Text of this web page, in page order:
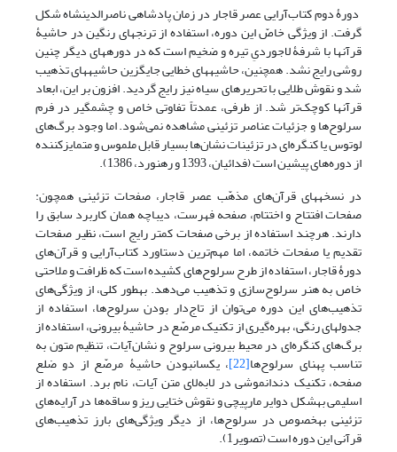
دورۀ دوم کتاب‌آرایی عصر قاجار در زمان پادشاهی ناصرالدین‎شاه شکل
گرفت. از ویژگی خاصّ این دوره، استفاده از ترنج‎های رنگین در حاشیۀ
قرآن‎ها با شرفۀ لاجوردیِ تیره و ضخیم است که در دوره‎های دیگر چنین
روشی رایج نشد. همچنین، حاشیه‎های خطایی جایگزین حاشیه‎های تذهیب
شد و نقوش طلایی با تحریرهای سیاه نیز رایج گردید. افزون بر این، ابعاد
قرآن‎ها کوچک‌تر شد. از طرفی، عمدتاً تفاوتی خاص و چشمگیر در فرم
سرلوح‌ها و جزئیات عناصر تزئینی مشاهده نمی‌شود. اما وجود برگ‌های
لوتوس یا کنگره‌ای در تزئینات نشان‌ها بسیار قابل ملموس و متمایزکننده
از دوره‌های پیشین است (فدائیان، 1393 و رهنورد، 1386).
در نسخه‎های قرآن‌های مذهّب عصر قاجار، صفحات تزئینی همچون:
صفحات افتتاح و اختتام، صفحه فهرست، دیباچه همان کاربرد سابق را
دارند. هرچند استفاده از برخی صفحات کمتر رایج است، نظیر صفحات
تقدیم یا صفحات خاتمه، اما مهم‌ترین دستاورد کتاب‌آرایی و قرآن‌های
دورۀ قاجار، استفاده از طرح سرلوح‌های کشیده است که ظرافت و ملاحتی
خاص به هنر سرلوح‌سازی و تذهیب می‌دهد. به‎طور کلی، از ویژگی‌های
تذهیب‌های این دوره می‌توان از تاج‌دار بودن سرلوح‌ها، استفاده از
جدول‎های رنگی، بهره‌گیری از تکنیک مرصّع در حاشیۀ بیرونی، استفاده از
برگ‌های کنگره‌ای در محیط بیرونی سرلوح و نشان‌آیات، تنظیم متون به
تناسب پهنای سرلوح‌ها[22] ، یکسان‎بودن حاشیۀ مرصّع از دو ضلع
صفحه، تکنیک دندان‎موشی در لابه‌لای متن آیات، نام برد. استفاده از
اسلیمی به‎شکل دوایر مارپیچی و نقوش ختایی ریز و ساقه‌ها در آرایه‌های
تزئینی به‎خصوص در سرلوح‌ها، از دیگر ویژگی‌های بارز تذهیب‌های
قرآنی این دوره است (تصویر1).